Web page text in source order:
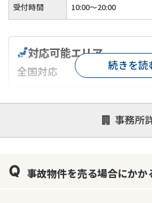
受付時間 10:00～20:00
事務所
対応可能エリア
全国対応
対応が親身 オンライン面
1億円以上の買
続きを読
事故物件を売る場合にかか